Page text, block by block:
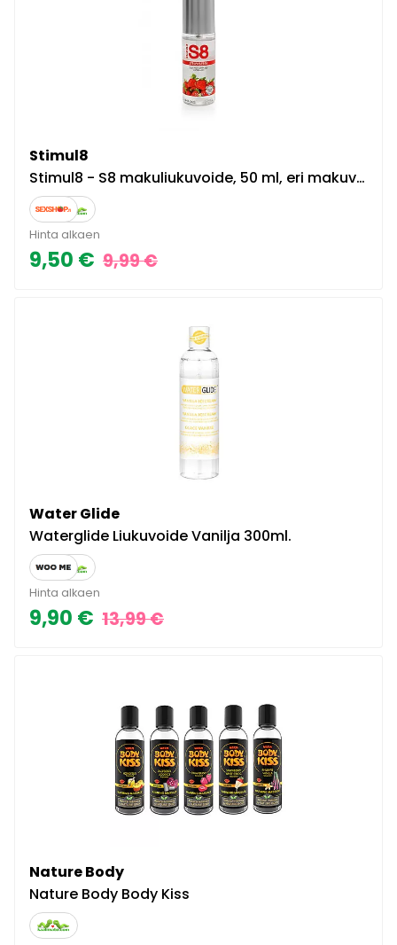
Stimul8
Stimul8 - S8 makuliukuvoide, 50 ml, eri makuvaihtoehtoja, herkullinen, raikas tuoksu, pitkään luistava, vesipohjainen
Hinta alkaen
9,50 € 9,99 €
Water Glide
Waterglide Liukuvoide Vanilja 300ml.
Hinta alkaen
9,90 € 13,99 €
Nature Body
Nature Body Body Kiss